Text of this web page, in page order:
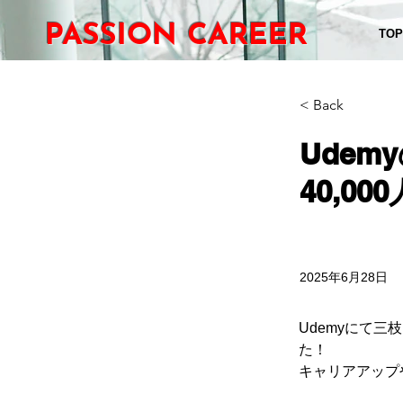
PASSION CAREER TOP
< Back
40,000
2025年6月28日
Udemyにて三
た！
キャリアアッ